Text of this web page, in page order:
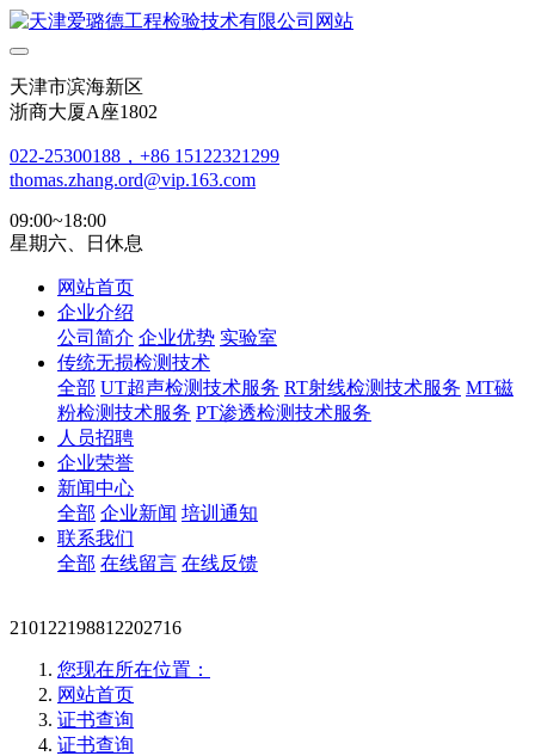
天津市滨海新区
浙商大厦A座1802
022-25300188，+86 15122321299
thomas.zhang.ord@vip.163.com
09:00~18:00
星期六、日休息
网站首页
企业介绍
公司简介 企业优势 实验室
传统无损检测技术
全部 UT超声检测技术服务 RT射线检测技术服务 MT磁
粉检测技术服务 PT渗透检测技术服务
人员招聘
企业荣誉
新闻中心
全部 企业新闻 培训通知
联系我们
全部 在线留言 在线反馈
210122198812202716
您现在所在位置：
网站首页
证书查询
证书查询